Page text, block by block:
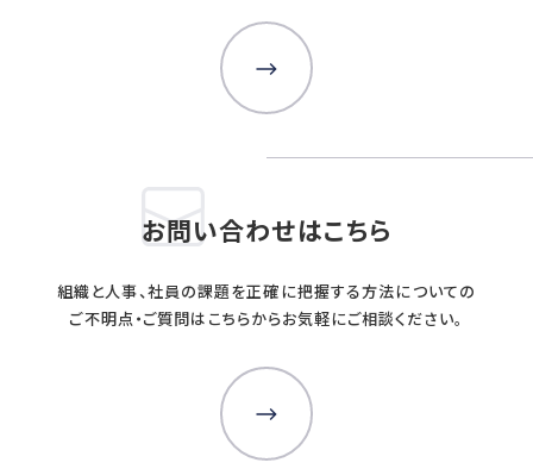
人材開発
人材育成方針策定
教育体系構築
WORKS
人事向け無料セミナー情報
COMPANY
会社概要
お問い合わせはこちら
組織と人事、社員の課題を正確に把握する方法についての
ご不明点・ご質問はこちらからお気軽にご相談ください。